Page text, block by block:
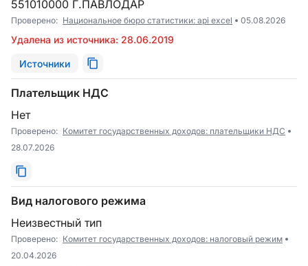
551010000 Г.ПАВЛОДАР
Проверено: Национальное бюро статистики: api excel 05.08.2026
Удалена из источника: 28.06.2019
Источники
Плательщик НДС
Нет
Проверено: Комитет государственных доходов: плательщики НДС
28.07.2026
Вид налогового режима
Неизвестный тип
Проверено: Комитет государственных доходов: налоговый режим
20.04.2026